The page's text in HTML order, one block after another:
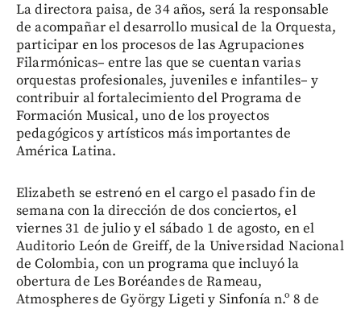
La directora paisa, de 34 años, será la responsable
de acompañar el desarrollo musical de la Orquesta,
participar en los procesos de las Agrupaciones
Filarmónicas– entre las que se cuentan varias
orquestas profesionales, juveniles e infantiles– y
contribuir al fortalecimiento del Programa de
Formación Musical, uno de los proyectos
pedagógicos y artísticos más importantes de
América Latina.
Elizabeth se estrenó en el cargo el pasado fin de
semana con la dirección de dos conciertos, el
viernes 31 de julio y el sábado 1 de agosto, en el
Auditorio León de Greiff, de la Universidad Nacional
de Colombia, con un programa que incluyó la
obertura de Les Boréandes de Rameau,
Atmospheres de György Ligeti y Sinfonía n.º 8 de